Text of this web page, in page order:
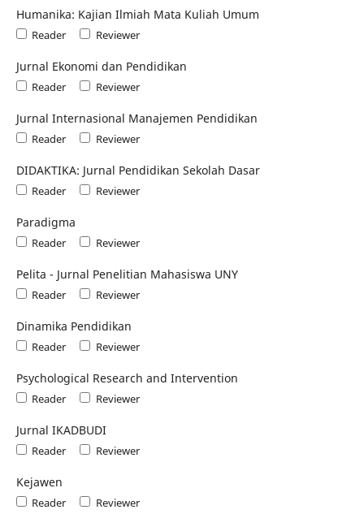
Humanika: Kajian Ilmiah Mata Kuliah Umum
Reader Reviewer
Jurnal Ekonomi dan Pendidikan
Reader Reviewer
Jurnal Internasional Manajemen Pendidikan
Reader Reviewer
DIDAKTIKA: Jurnal Pendidikan Sekolah Dasar
Reader Reviewer
Paradigma
Reader Reviewer
Pelita - Jurnal Penelitian Mahasiswa UNY
Reader Reviewer
Dinamika Pendidikan
Reader Reviewer
Psychological Research and Intervention
Reader Reviewer
Jurnal IKADBUDI
Reader Reviewer
Kejawen
Reader Reviewer